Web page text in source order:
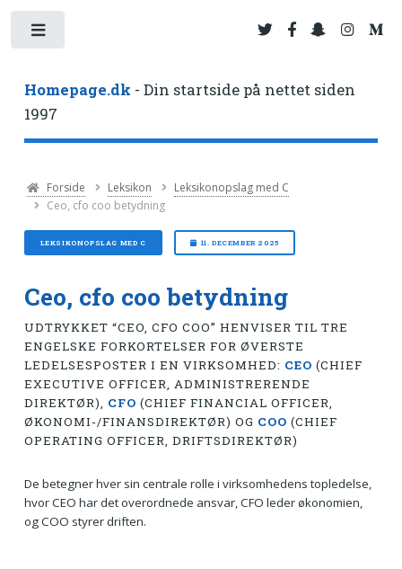
Homepage.dk - Din startside på nettet siden
1997
Forside Leksikon
Leksikonopslag med C
Ceo, cfo coo betydning
LEKSIKONOPSLAG MED C 11. DECEMBER 2025
Ceo, cfo coo betydning
UDTRYKKET “CEO, CFO COO” HENVISER TIL TRE
ENGELSKE FORKORTELSER FOR ØVERSTE
LEDELSESPOSTER I EN VIRKSOMHED: CEO (CHIEF
EXECUTIVE OFFICER, ADMINISTRERENDE
DIREKTØR), CFO (CHIEF FINANCIAL OFFICER,
ØKONOMI-/FINANSDIREKTØR) OG COO (CHIEF
OPERATING OFFICER, DRIFTSDIREKTØR)
De betegner hver sin centrale rolle i virksomhedens topledelse,
hvor CEO har det overordnede ansvar, CFO leder økonomien,
og COO styrer driften.